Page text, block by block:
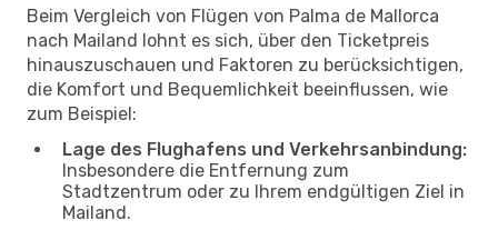
Beim Vergleich von Flügen von Palma de Mallorca
nach Mailand lohnt es sich, über den Ticketpreis
hinauszuschauen und Faktoren zu berücksichtigen,
die Komfort und Bequemlichkeit beeinflussen, wie
zum Beispiel:
Lage des Flughafens und Verkehrsanbindung:
Insbesondere die Entfernung zum
Stadtzentrum oder zu Ihrem endgültigen Ziel in
Mailand.